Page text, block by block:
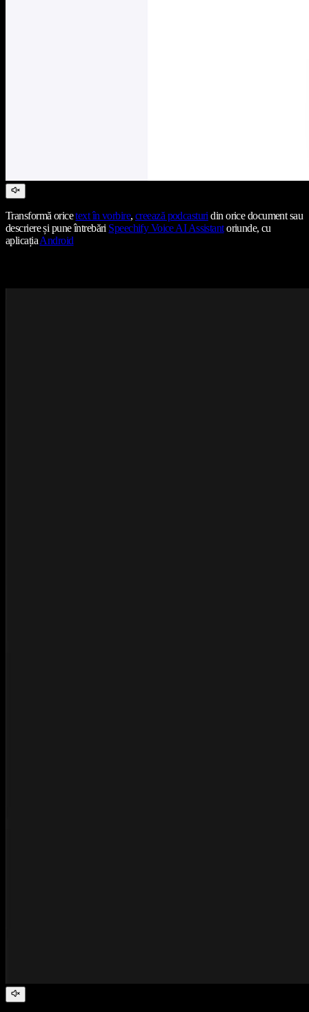
Transformă oricetext în vorbire, creează podcasturidin orice document sau
descriere și pune întrebări Speechify Voice AI Assistantoriunde, cu
aplicațiaAndroid